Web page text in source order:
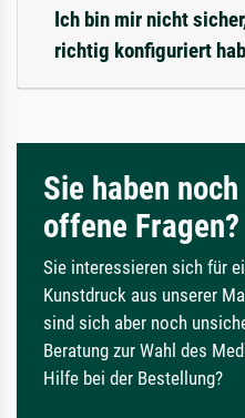
Ich bin mir nicht
richtig konfiguriert
Sie haben noch
offene Fragen?
Sie interessieren sich für
Kunstdruck aus unserer
sind sich aber noch
Beratung zur Wahl des
Hilfe bei der Bestellung?